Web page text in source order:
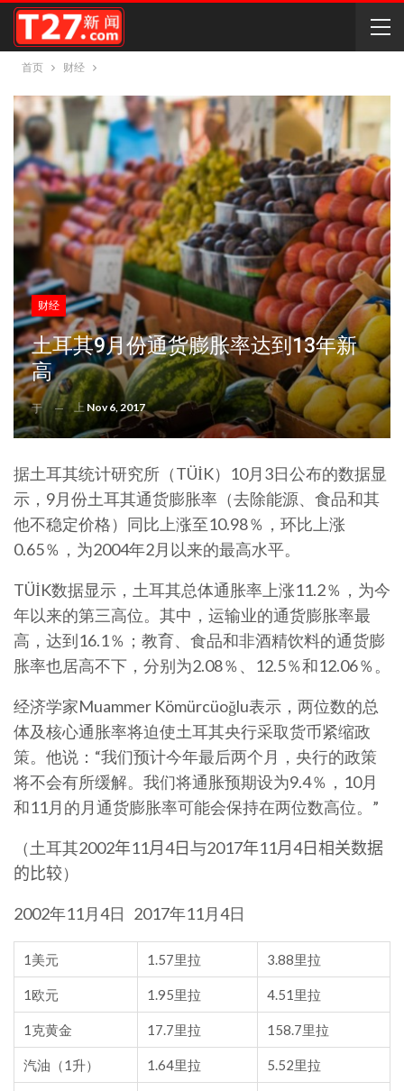
首页 财经
财经
土耳其9月份通货膨胀率达到13年新
高
于 上 Nov 6, 2017
据土耳其统计研究所（TÜİK）10月3日公布的数据显
示，9月份土耳其通货膨胀率（去除能源、食品和其
他不稳定价格）同比上涨至10.98％，环比上涨
0.65％，为2004年2月以来的最高水平。
TÜİK数据显示，土耳其总体通胀率上涨11.2％，为今
年以来的第三高位。其中，运输业的通货膨胀率最
高，达到16.1％；教育、食品和非酒精饮料的通货膨
胀率也居高不下，分别为2.08％、12.5％和12.06％。
经济学家Muammer Kömürcüoğlu表示，两位数的总
体及核心通胀率将迫使土耳其央行采取货币紧缩政
策。他说：“我们预计今年最后两个月，央行的政策
将不会有所缓解。我们将通胀预期设为9.4％，10月
和11月的月通货膨胀率可能会保持在两位数高位。”
（土耳其2002年11月4日与2017年11月4日相关数据
的比较）
2002年11月4日 2017年11月4日
1美元 1.57里拉 3.88里拉
1欧元 1.95里拉 4.51里拉
1克黄金 17.7里拉 158.7里拉
汽油（1升） 1.64里拉 5.52里拉